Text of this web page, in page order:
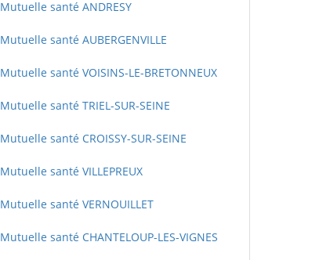
Mutuelle santé ANDRESY
Mutuelle santé AUBERGENVILLE
Mutuelle santé VOISINS-LE-BRETONNEUX
Mutuelle santé TRIEL-SUR-SEINE
Mutuelle santé CROISSY-SUR-SEINE
Mutuelle santé VILLEPREUX
Mutuelle santé VERNOUILLET
Mutuelle santé CHANTELOUP-LES-VIGNES